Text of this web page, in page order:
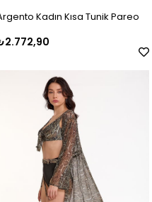
Kadın Kısa Tunik Pareo